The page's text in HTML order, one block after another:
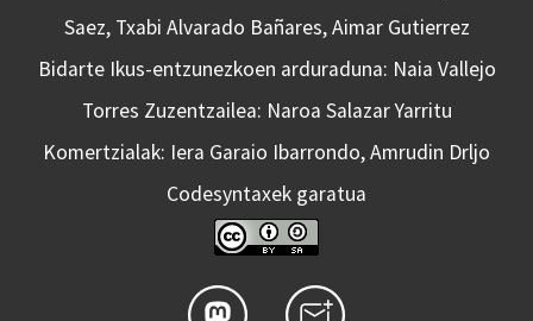
Saez, Txabi Alvarado Bañares, Aimar Gutierrez
Bidarte Ikus-entzunezkoen arduraduna: Naia Vallejo
Torres Zuzentzailea: Naroa Salazar Yarritu
Komertzialak: Iera Garaio Ibarrondo, Amrudin Drljo
Codesyntaxek garatua